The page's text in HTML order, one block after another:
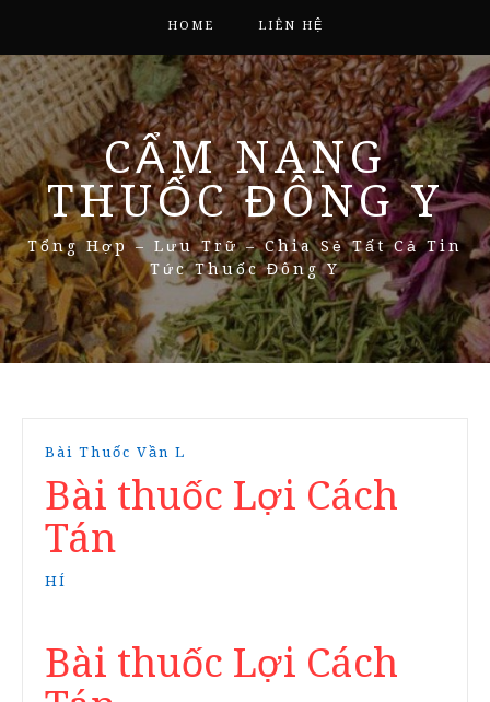
HOME LIÊN HỆ
CẨM NANG
THUỐC ĐÔNG Y
Tổng Hợp – Lưu Trữ – Chia Sẻ Tất Cả Tin
Tức Thuốc Đông Y
Bài Thuốc Vần L
Bài thuốc Lợi Cách
Tán
HÍ
Bài thuốc Lợi Cách